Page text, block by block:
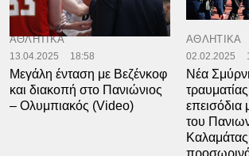
ΑΘΛΗΤΙΚΑ
13.04.2025 18:58
Μεγάλη ένταση με Βεζένκοφ
και διακοπή στο Πανιώνιος
– Ολυμπιακός (Video)
ΑΘΛΗΤΙΚΑ
02.02.2025
Νέα
του